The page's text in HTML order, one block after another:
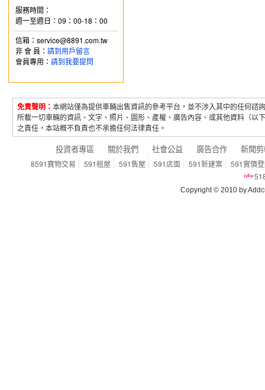
服務時間：
週一至週日：09：00-18：00
信箱：service@8891.com.tw
非 會 員： 請到用戶留言
會員專用： 請到我要提問
免責聲明： 本網站僅為提供車輛出售資訊的參考平台，並不涉入其中的任何
所載一切車輛的資訊、文字、照片、圖形、產權、廣告內容、或其他資料（
之責任，本站概不負責也不承擔任何法律責任。
投資者專區 關於我們 社會公益 廣告合作 新聞
8591寶物交易 591租屋 591售屋 591店面 591新建案
591實價
Copyright © 2010 by